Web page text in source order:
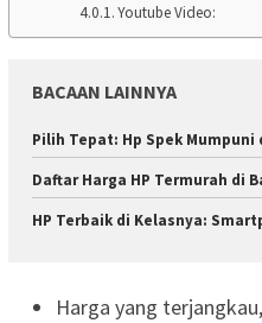
Youtube Video:
BACAAN LAINNYA
Pilih Tepat: Hp Spek Mumpuni
Daftar Harga HP Termurah di
HP Terbaik di Kelasnya:
Harga yang